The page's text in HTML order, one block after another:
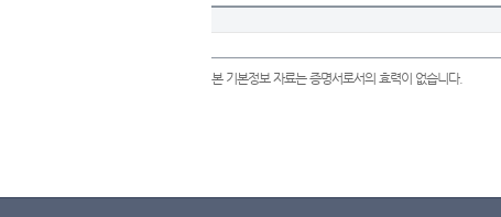
본 기본정보 자료는 증명서로서의 효력이 없습니다.